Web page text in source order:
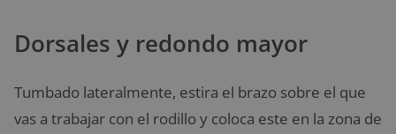
Dorsales y redondo mayor
Tumbado lateralmente, estira el brazo sobre el que
vas a trabajar con el rodillo y coloca este en la zona de